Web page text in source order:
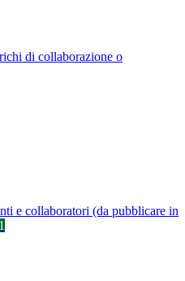
di collaborazione o
e collaboratori (da pubblicare in
1